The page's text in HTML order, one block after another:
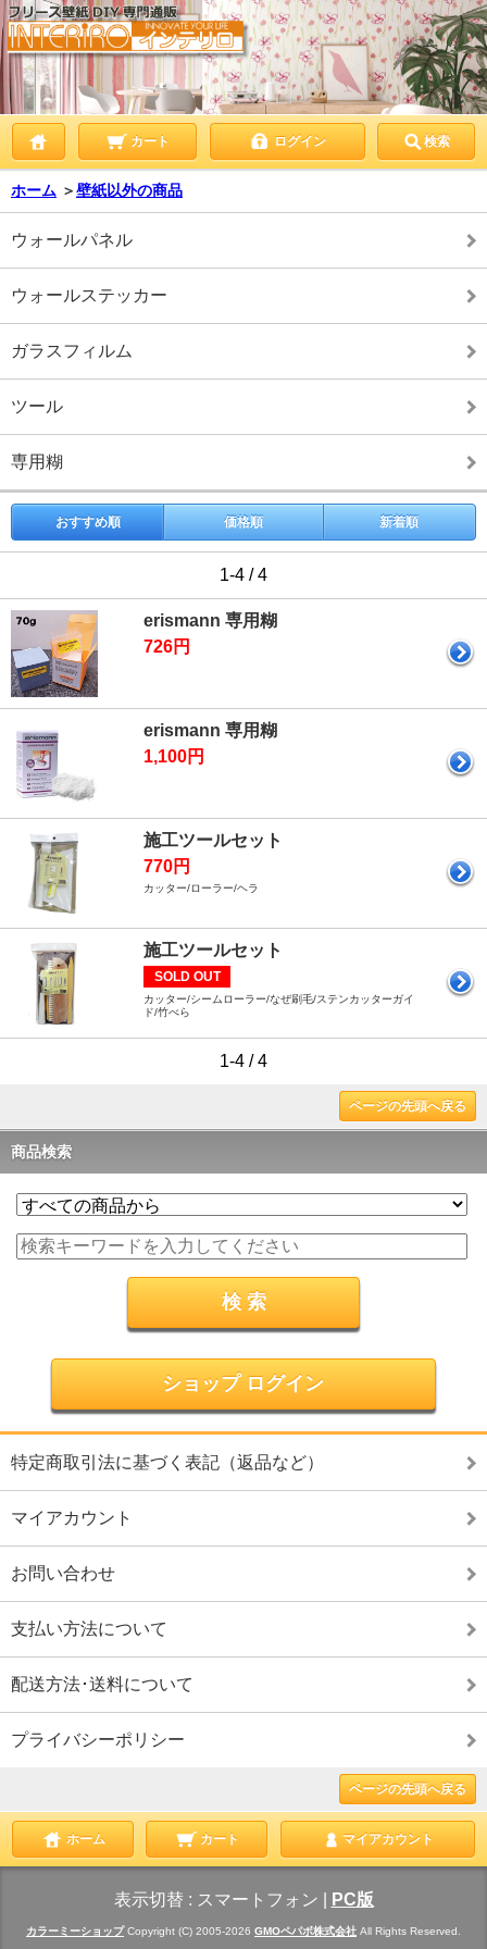
カート ログイン 検索
ホーム ＞壁紙以外の商品
ウォールパネル
ウォールステッカー
ガラスフィルム
ツール
専用糊
おすすめ順 価格順 新着順
1-4 / 4
erismann 専用糊
726円
erismann 専用糊
1,100円
施工ツールセット
770円
カッター/ローラー/ヘラ
施工ツールセット
SOLD OUT
カッター/シームローラー/なぜ刷毛/ステンカッターガイ
ド/竹べら
1-4 / 4
ページの先頭へ戻る
商品検索
ショップ ログイン
特定商取引法に基づく表記（返品など）
マイアカウント
お問い合わせ
支払い方法について
配送方法･送料について
プライバシーポリシー
ページの先頭へ戻る
ホーム カート マイアカウント
表示切替 : スマートフォン PC版
カラーミーショップCopyright (C) 2005-2026 GMOペパボ株式会社 All Rights Reserved.